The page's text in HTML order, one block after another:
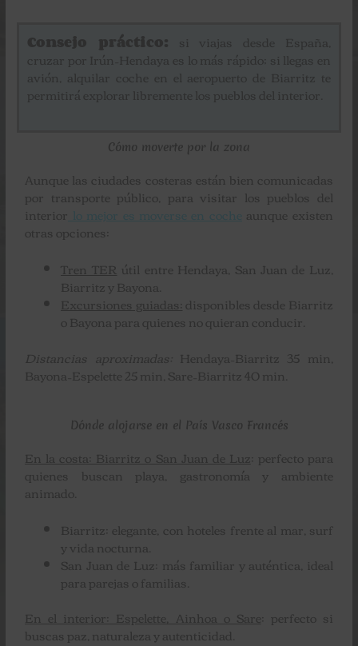
Consejo práctico: si viajas desde España,
cruzar por Irún–Hendaya es lo más rápido; si llegas en
avión, alquilar coche en el aeropuerto de Biarritz te
permitirá explorar libremente los pueblos del interior.
Cómo moverte por la zona
Aunque las ciudades costeras están bien comunicadas
por transporte público, para visitar los pueblos del
interior lo mejor es moverse en coche aunque existen
otras opciones:
Tren TER útil entre Hendaya, San Juan de Luz,
Biarritz y Bayona.
Excursiones guiadas: disponibles desde Biarritz
o Bayona para quienes no quieran conducir.
Distancias aproximadas:Hendaya–Biarritz 35 min,
Bayona–Espelette 25 min, Sare–Biarritz 40 min.
Dónde alojarse en el País Vasco Francés
En la costa: Biarritz o San Juan de Luz: perfecto para
quienes buscan playa, gastronomía y ambiente
animado.
Biarritz: elegante, con hoteles frente al mar, surf
y vida nocturna.
San Juan de Luz: más familiar y auténtica, ideal
para parejas o familias.
En el interior: Espelette, Ainhoa o Sare: perfecto si
buscas paz, naturaleza y autenticidad.